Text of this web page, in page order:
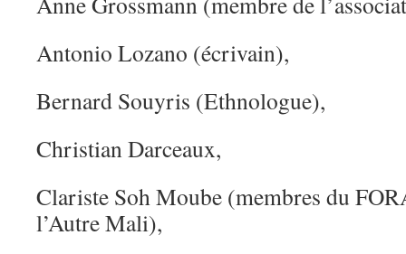
Antonio Lozano (écrivain),
Bernard Souyris (Ethnologue),
Christian Darceaux,
Clariste Soh Moube (membres du
l’Autre Mali),